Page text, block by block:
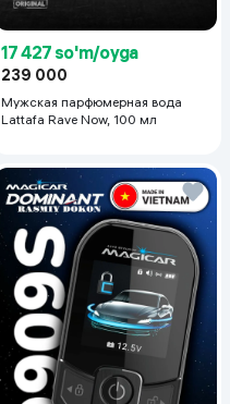
17 427 so'm/oyga
239 000
Мужская парфюмерная вода
Lattafa Rave Now, 100 мл